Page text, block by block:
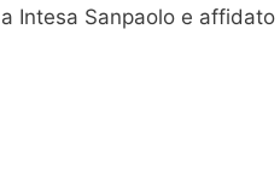
Intesa Sanpaolo e affidato